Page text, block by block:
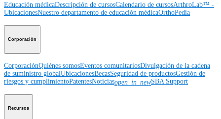
Educación médicaDescripción de cursosCalendario de cursosArthroLab™ -
UbicacionesNuestro departamento de educación médicaOrthoPedia
Corporación
CorporaciónQuiénes somosEventos comunitariosDivulgación de la cadena
de suministro globalUbicacionesBecasSeguridad de productosGestión de
riesgos y cumplimientoPatentesNoticiasopen_in_newSBA Support
Recursos